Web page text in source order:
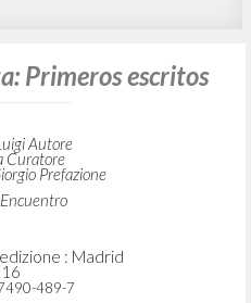
Primeros escritos
Autore
Curatore
Prefazione
: Madrid
489-7